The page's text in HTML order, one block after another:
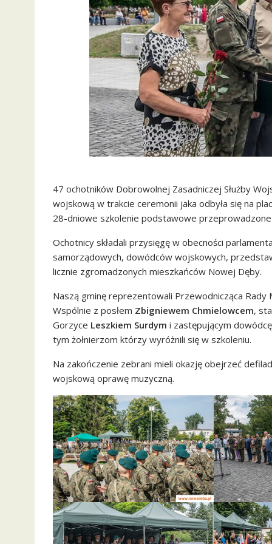
47 ochotników Dobrowolnej Zasadniczej Służby
wojskową w trakcie ceremonii jaka odbyła się na
28-dniowe szkolenie podstawowe
Ochotnicy składali przysięgę w obecności
samorządowych, dowódców wojskowych,
licznie zgromadzonych mieszkańców Nowej Dęby.
Naszą gminę reprezentowali Przewodnicząca Rady
Wspólnie z posłem Zbigniewem Chmielowcem,
Gorzyce Leszkiem Surdym i zastępującym
tym żołnierzom którzy wyróżnili się w szkoleniu.
Na zakończenie zebrani mieli okazję obejrzeć
wojskową oprawę muzyczną.